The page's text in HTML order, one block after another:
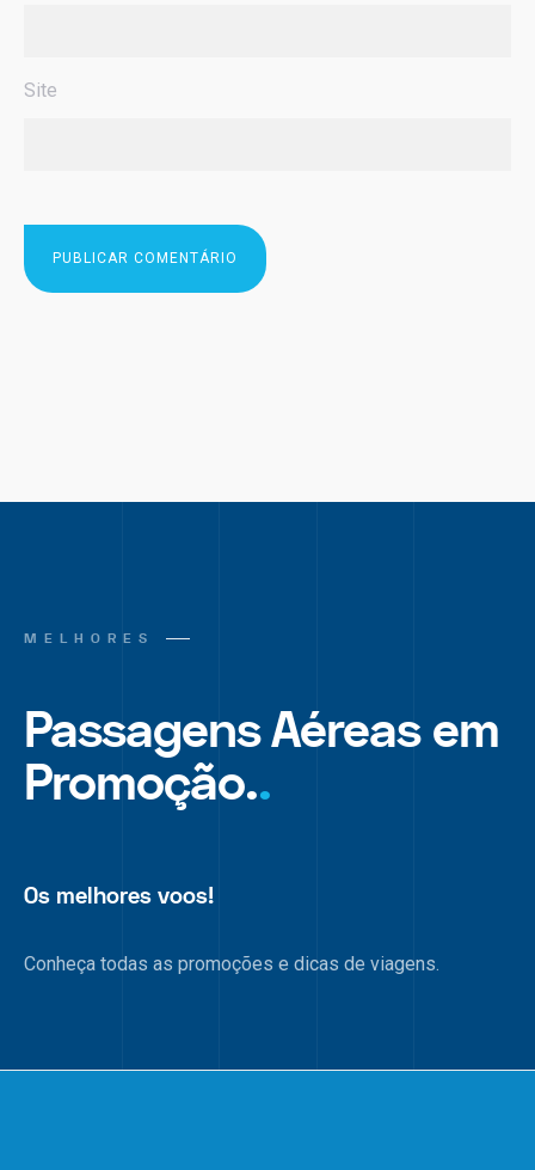
Site
MELHORES
Passagens Aéreas em
Promoção..
Os melhores voos!
Conheça todas as promoções e dicas de viagens.